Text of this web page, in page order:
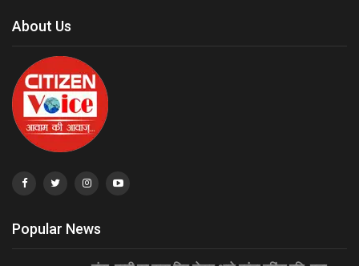
About Us
Popular News